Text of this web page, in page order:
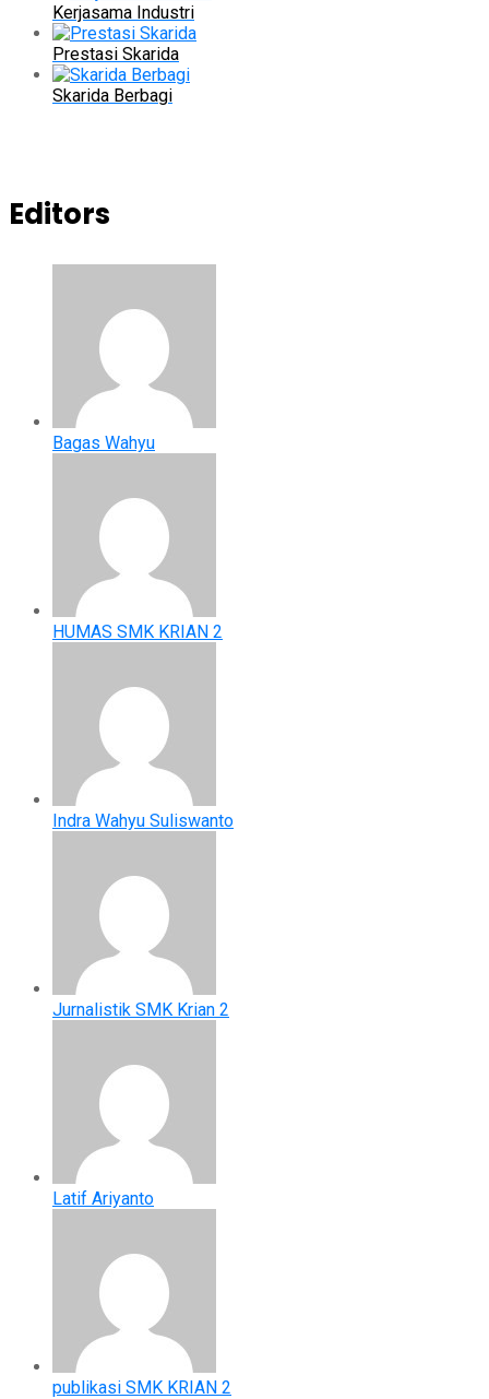
Kerjasama Industri
Prestasi Skarida
Skarida Berbagi
Editors
Bagas Wahyu
HUMAS SMK KRIAN 2
Indra Wahyu Suliswanto
Jurnalistik SMK Krian 2
Latif Ariyanto
publikasi SMK KRIAN 2